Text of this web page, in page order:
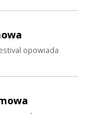
opowiada